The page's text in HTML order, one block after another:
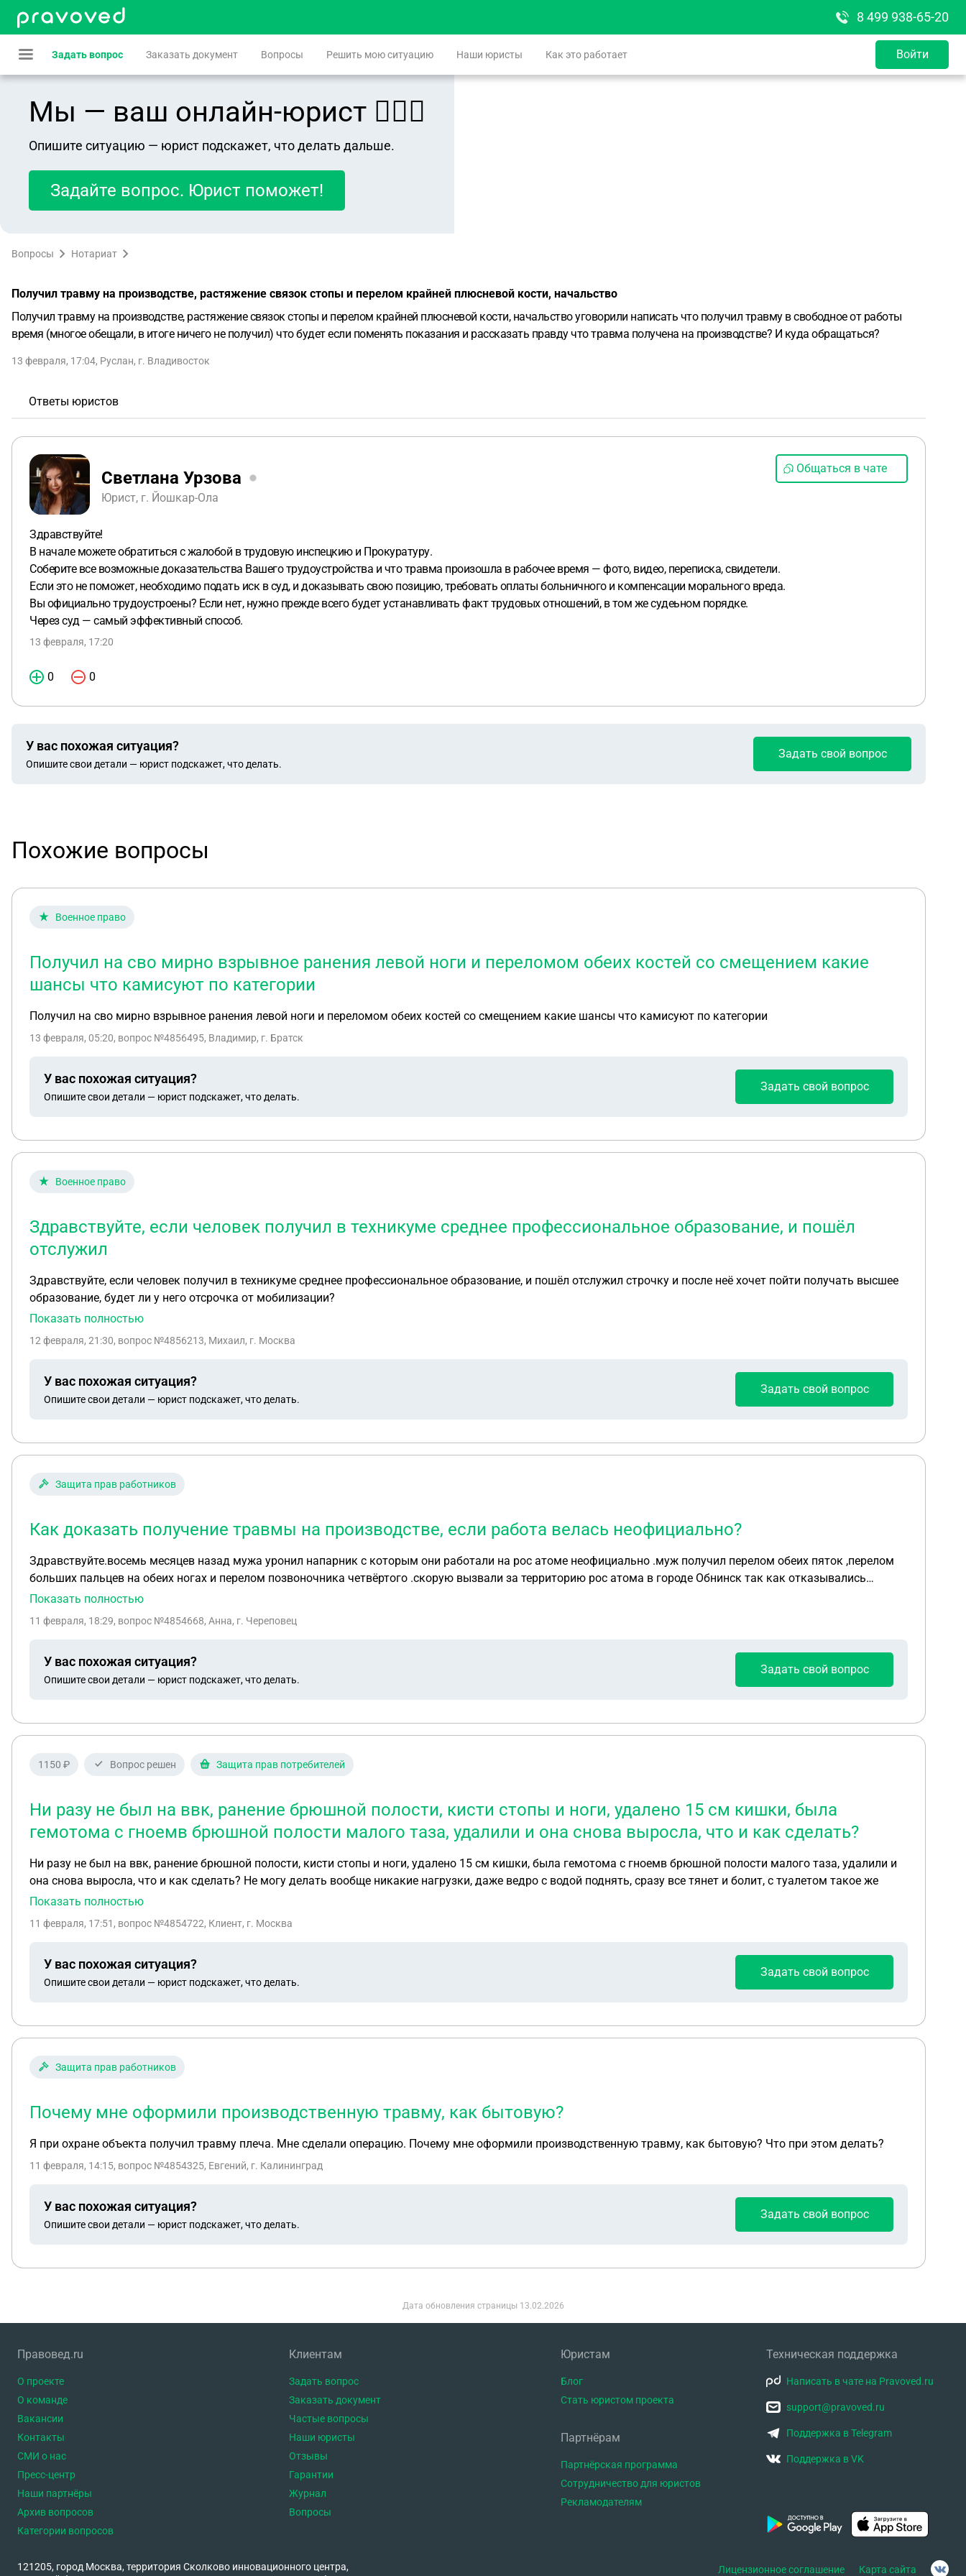
8 499 938-65-20
Задать вопрос Заказать документ Вопросы Решить мою ситуацию Наши юристы Как это работает Войти
Мы — ваш онлайн-юрист 👨🏻‍⚖️
Опишите ситуацию — юрист подскажет, что делать дальше.
Задайте вопрос. Юрист поможет!
Вопросы Нотариат
Получил травму на производстве, растяжение связок стопы и перелом крайней плюсневой кости, начальство
Получил травму на производстве, растяжение связок стопы и перелом крайней плюсневой кости, начальство уговорили написать что получил травму в свободное от работы
время (многое обещали, в итоге ничего не получил) что будет если поменять показания и рассказать правду что травма получена на производстве? И куда обращаться?
13 февраля, 17:04, Руслан, г. Владивосток
Ответы юристов
Светлана Урзова
Юрист, г. Йошкар-Ола
Общаться в чате
Здравствуйте!
В начале можете обратиться с жалобой в трудовую инспецкию и Прокуратуру.
Соберите все возможные доказательства Вашего трудоустройства и что травма произошла в рабочее время — фото, видео, переписка, свидетели.
Если это не поможет, необходимо подать иск в суд, и доказывать свою позицию, требовать оплаты больничного и компенсации морального вреда.
Вы официально трудоустроены? Если нет, нужно прежде всего будет устанавливать факт трудовых отношений, в том же судеьном порядке.
Через суд — самый эффективный способ.
13 февраля, 17:20
0 0
У вас похожая ситуация?
Опишите свои детали — юрист подскажет, что делать.
Задать свой вопрос
Похожие вопросы
Военное право
Получил на сво мирно взрывное ранения левой ноги и переломом обеих костей со смещением какие
шансы что камисуют по категории
Получил на сво мирно взрывное ранения левой ноги и переломом обеих костей со смещением какие шансы что камисуют по категории
13 февраля, 05:20, вопрос №4856495, Владимир, г. Братск
У вас похожая ситуация?
Опишите свои детали — юрист подскажет, что делать.
Задать свой вопрос
Военное право
Здравствуйте, если человек получил в техникуме среднее профессиональное образование, и пошёл
отслужил
Здравствуйте, если человек получил в техникуме среднее профессиональное образование, и пошёл отслужил строчку и после неё хочет пойти получать высшее
образование, будет ли у него отсрочка от мобилизации?
Показать полностью
12 февраля, 21:30, вопрос №4856213, Михаил, г. Москва
У вас похожая ситуация?
Опишите свои детали — юрист подскажет, что делать.
Задать свой вопрос
Защита прав работников
Как доказать получение травмы на производстве, если работа велась неофициально?
Здравствуйте.восемь месяцев назад мужа уронил напарник с которым они работали на рос атоме неофициально .муж получил перелом обеих пяток ,перелом
больших пальцев на обеих ногах и перелом позвоночника четвёртого .скорую вызвали за территорию рос атома в городе Обнинск так как отказывались
вызывать на территорию ,боясь последствий в больницу приехал напарник указал падение с дерева так как муж не был в состоянии сам отвечает на вопросы
отказываются подтверждать факт получения травмы на производстве есть только то что скороя забирала возле рос атома. И также он заходил на рос атом по
Показать полностью
11 февраля, 18:29, вопрос №4854668, Анна, г. Череповец
У вас похожая ситуация?
Опишите свои детали — юрист подскажет, что делать.
Задать свой вопрос
1150 ₽ Вопрос решен Защита прав потребителей
Ни разу не был на ввк, ранение брюшной полости, кисти стопы и ноги, удалено 15 см кишки, была
гемотома с гноемв брюшной полости малого таза, удалили и она снова выросла, что и как сделать?
Ни разу не был на ввк, ранение брюшной полости, кисти стопы и ноги, удалено 15 см кишки, была гемотома с гноемв брюшной полости малого таза, удалили и
она снова выросла, что и как сделать? Не могу делать вообще никакие нагрузки, даже ведро с водой поднять, сразу все тянет и болит, с туалетом такое же
Показать полностью
11 февраля, 17:51 , вопрос №4854722, Клиент, г. Москва
У вас похожая ситуация?
Опишите свои детали — юрист подскажет, что делать.
Задать свой вопрос
Защита прав работников
Почему мне оформили производственную травму, как бытовую?
Я при охране объекта получил травму плеча. Мне сделали операцию. Почему мне оформили производственную травму, как бытовую? Что при этом делать?
11 февраля, 14:15, вопрос №4854325, Евгений, г. Калининград
У вас похожая ситуация?
Опишите свои детали — юрист подскажет, что делать.
Задать свой вопрос
Дата обновления страницы 13.02.2026
Правовед.ru
О проекте
О команде
Вакансии
Контакты
СМИ о нас
Пресс-центр
Наши партнёры
Архив вопросов
Категории вопросов
Клиентам
Задать вопрос
Заказать документ
Частые вопросы
Наши юристы
Отзывы
Гарантии
Журнал
Вопросы
Юристам
Блог
Стать юристом проекта
Партнёрам
Партнёрская программа
Сотрудничество для юристов
Рекламодателям
Техническая поддержка
Написать в чате на Pravoved.ru
support@pravoved.ru
Поддержка в Telegram
Поддержка в VK
121205, город Москва, территория Сколково инновационного центра,
Лицензионное соглашение Карта сайта